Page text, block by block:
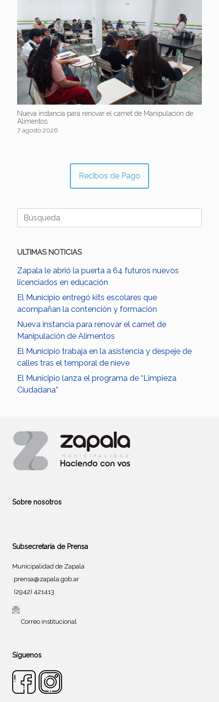
Nueva instancia para renovar el carnet de Manipulación de
Alimentos
7 agosto 2026
Recibos de Pago
Buscar:
ULTIMAS NOTICIAS
Zapala le abrió la puerta a 64 futuros nuevos
licenciados en educación
El Municipio entregó kits escolares que
acompañan la contención y formación
Nueva instancia para renovar el carnet de
Manipulación de Alimentos
El Municipio trabaja en la asistencia y despeje de
calles tras el temporal de nieve
El Municipio lanza el programa de “Limpieza
Ciudadana”
Sobre nosotros
Subsecretaría de Prensa
Municipalidad de Zapala
prensa@zapala.gob.ar
(2942) 421413
Correo institucional
Síguenos